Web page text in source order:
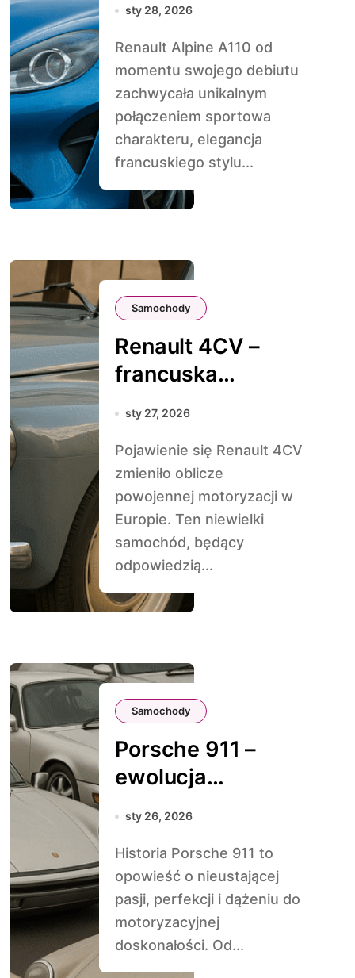
sty 28, 2026
Renault Alpine A110 od
momentu swojego debiutu
zachwycała unikalnym
połączeniem sportowa
charakteru, elegancja
francuskiego stylu...
Samochody
Renault 4CV –
francuska
legenda
Europy
sty 27, 2026
Pojawienie się Renault 4CV
zmieniło oblicze
powojennej motoryzacji w
Europie. Ten niewielki
samochód, będący
odpowiedzią...
Samochody
Porsche 911 –
ewolucja
doskonałości
sty 26, 2026
Historia Porsche 911 to
opowieść o nieustającej
pasji, perfekcji i dążeniu do
motoryzacyjnej
doskonałości. Od...